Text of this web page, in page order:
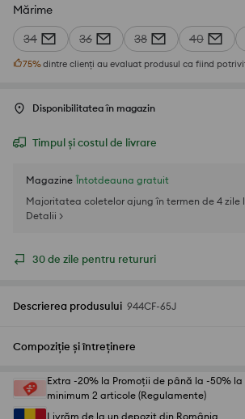
Mărime
34 36 38 40
75%dintre clienți au evaluat produsul ca fiind
Disponibilitatea în magazin
Timpul și costul de livrare
Magazine Întotdeauna gratuit
Majoritatea coletelor ajung în termen de 4 zile
Detalii >
30 de zile pentru retururi
Descrierea produsului 944CF-65J
Compoziție și întreținere
Extra -20% la Promoții de până la -50%
minimum 2 articole (Regulamente)
Livrăm de la un depozit din România